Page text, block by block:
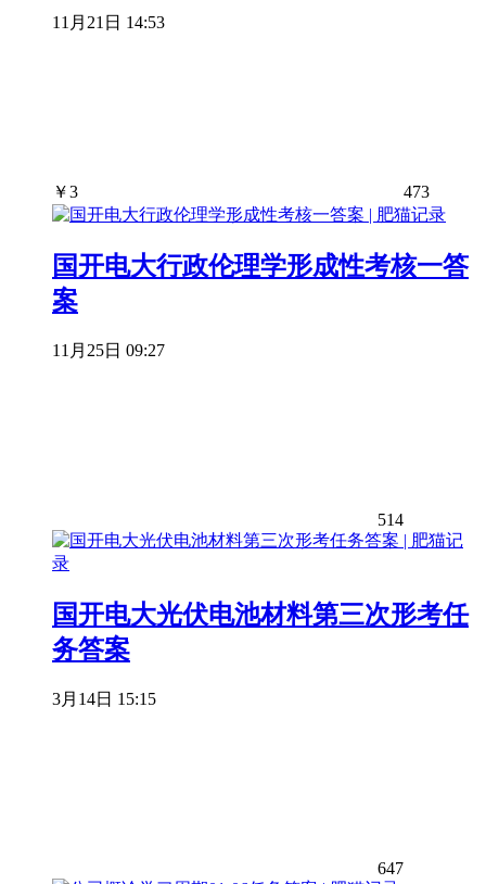
11月21日 14:53
￥3 473
国开电大行政伦理学形成性考核一答
案
11月25日 09:27
514
国开电大光伏电池材料第三次形考任
务答案
3月14日 15:15
647